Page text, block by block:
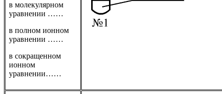
в молекулярном
уравнении ……
в полном ионном
уравнении ……
в сокращенном
ионном
уравнении……